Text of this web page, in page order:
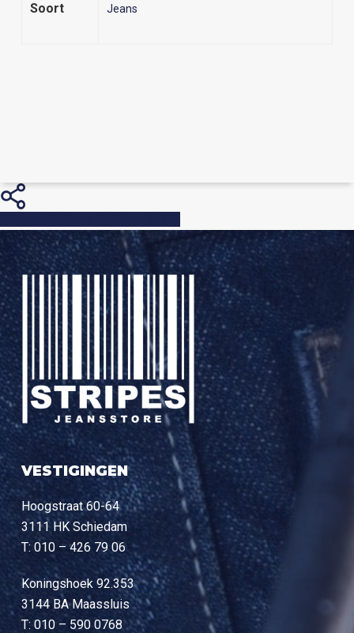
Soort Jeans
VESTIGINGEN
Hoogstraat 60-64
3111 HK Schiedam
T: 010 – 426 79 06
Koningshoek 92.353
3144 BA Maassluis
T: 010 – 590 0768